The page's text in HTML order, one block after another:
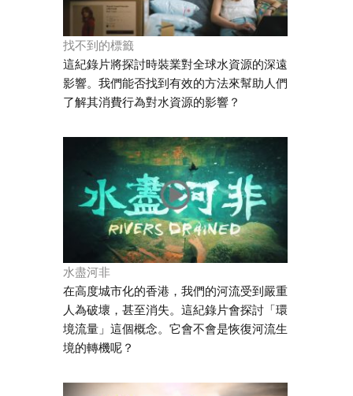
找不到的標籤
這紀錄片將探討時裝業對全球水資源的深遠
影響。我們能否找到有效的方法來幫助人們
了解其消費行為對水資源的影響？
水盡河非
在高度城市化的香港，我們的河流受到嚴重
人為破壞，甚至消失。這紀錄片會探討「環
境流量」這個概念。它會不會是恢復河流生
境的轉機呢？